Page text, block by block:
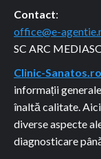
Contact:
office@e-
SC ARC
Clinic-Sanatos.ro
informații
înaltă calitate.
diverse aspecte
diagnosticare